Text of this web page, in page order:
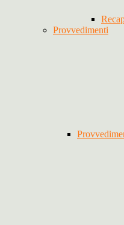
Provvedimenti